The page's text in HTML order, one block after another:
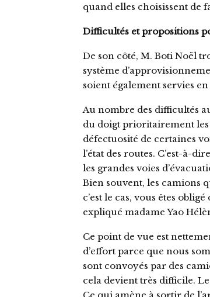
quand elles choisissent de
Difficultés et propositions
De son côté, M. Boti Noël
système
soient également servies
Au nombre des difficultés
du doigt prioritairement les
défectuosité de certaines
l’état des routes. C’est-à-
les grandes voies
Bien souvent, les camions
c’est le cas, vous êtes
expliqué madame Yao
Ce point de vue est
d’effort parce que nous
sont convoyés par des
cela devient très difficile.